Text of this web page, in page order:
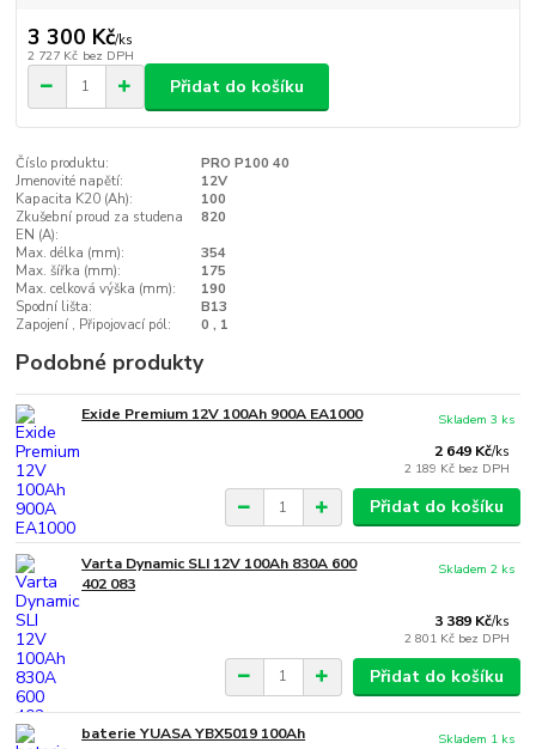
3 300 Kč/ks
2 727 Kč bez DPH
Přidat do košíku
Číslo produktu:
PRO P100 40
Jmenovité napětí:
12V
Kapacita K20 (Ah):
100
Zkušební proud za studena
EN (A):
820
Max. délka (mm):
354
Max. šířka (mm):
175
Max. celková výška (mm):
190
Spodní lišta:
B13
Zapojení , Připojovací pól:
0 , 1
Podobné produkty
Exide Premium 12V 100Ah 900A EA1000
2 649 Kč/ks
2 189 Kč bez DPH
Skladem 3 ks
Přidat do košíku
Varta Dynamic SLI 12V 100Ah 830A 600
402 083
3 389 Kč/ks
2 801 Kč bez DPH
Skladem 2 ks
Přidat do košíku
baterie YUASA YBX5019 100Ah
Skladem 1 ks